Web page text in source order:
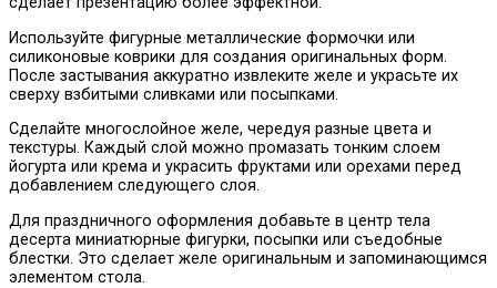
Используйте фигурные металлические формочки или
силиконовые коврики для создания оригинальных форм.
После застывания аккуратно извлеките желе и украсьте их
сверху взбитыми сливками или посыпками.
Сделайте многослойное желе, чередуя разные цвета и
текстуры. Каждый слой можно промазать тонким слоем
йогурта или крема и украсить фруктами или орехами перед
добавлением следующего слоя.
Для праздничного оформления добавьте в центр тела
десерта миниатюрные фигурки, посыпки или съедобные
блестки. Это сделает желе оригинальным и запоминающимся
элементом стола.